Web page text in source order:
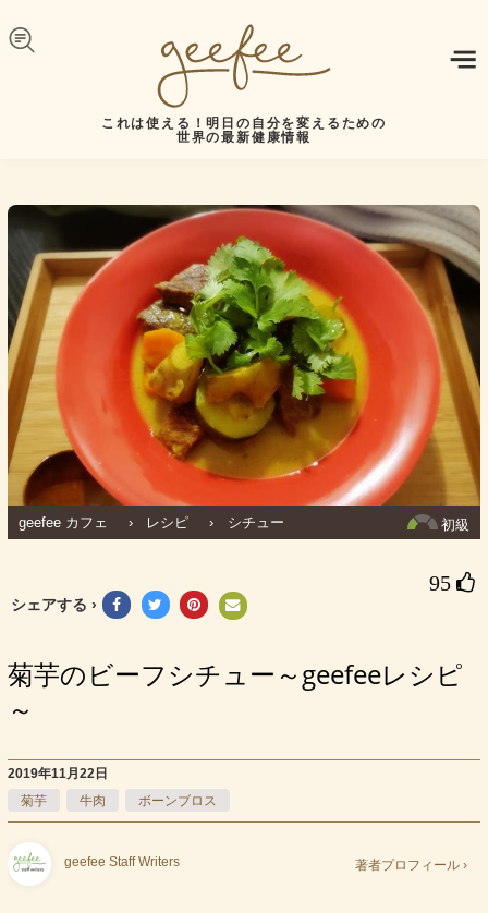
これは使える！明日の自分を変えるための
世界の最新健康情報
初級
geefee カフェ › レシピ › シチュー
95 
シェアする ›
菊芋のビーフシチュー～geefeeレシピ
～
2019年11月22日
菊芋
牛肉 ボーンブロス
geefee Staff Writers 著者プロフィール ›